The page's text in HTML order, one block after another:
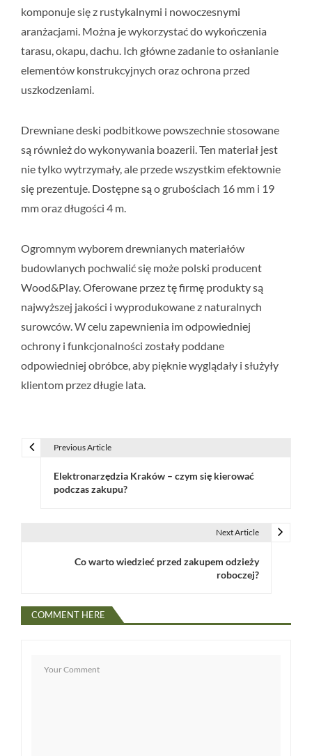
komponuje się z rustykalnymi i nowoczesnymi
aranżacjami. Można je wykorzystać do wykończenia
tarasu, okapu, dachu. Ich główne zadanie to osłanianie
elementów konstrukcyjnych oraz ochrona przed
uszkodzeniami.
Drewniane deski podbitkowe powszechnie stosowane
są również do wykonywania boazerii. Ten materiał jest
nie tylko wytrzymały, ale przede wszystkim efektownie
się prezentuje. Dostępne są o grubościach 16 mm i 19
mm oraz długości 4 m.
Ogromnym wyborem drewnianych materiałów
budowlanych pochwalić się może polski producent
Wood&Play. Oferowane przez tę firmę produkty są
najwyższej jakości i wyprodukowane z naturalnych
surowców. W celu zapewnienia im odpowiedniej
ochrony i funkcjonalności zostały poddane
odpowiedniej obróbce, aby pięknie wyglądały i służyły
klientom przez długie lata.
c
Previous Article
Elektronarzędzia Kraków – czym się kierować
podczas zakupu?
Next Article
Co warto wiedzieć przed zakupem odzieży
roboczej?
COMMENT HERE